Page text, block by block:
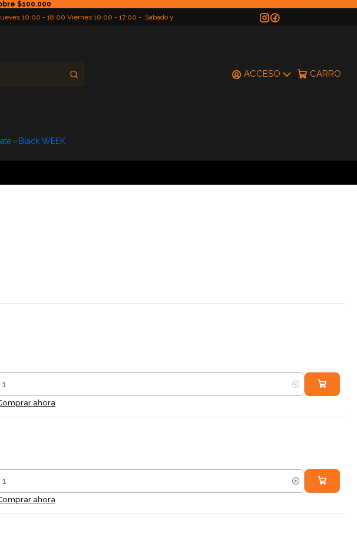
$100.000
10:00 - 18:00 Viernes 10:00 - 17:00 - Sábado y
ACCESO CARRO
Black WEEK
ahora
ahora